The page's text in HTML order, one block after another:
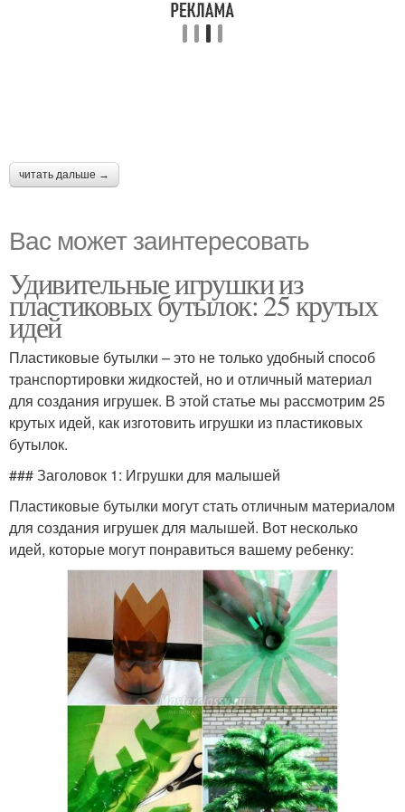
читать дальше →
Вас может заинтересовать
Удивительные игрушки из
пластиковых бутылок: 25 крутых
идей
Пластиковые бутылки – это не только удобный способ
транспортировки жидкостей, но и отличный материал
для создания игрушек. В этой статье мы рассмотрим 25
крутых идей, как изготовить игрушки из пластиковых
бутылок.
### Заголовок 1: Игрушки для малышей
Пластиковые бутылки могут стать отличным материалом
для создания игрушек для малышей. Вот несколько
идей, которые могут понравиться вашему ребенку: